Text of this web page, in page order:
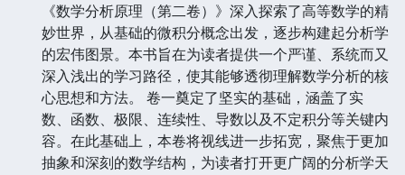
《数学分析原理（第二卷）》深入探索了高等数学的精
妙世界，从基础的微积分概念出发，逐步构建起分析学
的宏伟图景。本书旨在为读者提供一个严谨、系统而又
深入浅出的学习路径，使其能够透彻理解数学分析的核
心思想和方法。 卷一奠定了坚实的基础，涵盖了实
数、函数、极限、连续性、导数以及不定积分等关键内
容。在此基础上，本卷将视线进一步拓宽，聚焦于更加
抽象和深刻的数学结构，为读者打开更广阔的分析学天